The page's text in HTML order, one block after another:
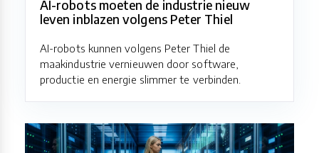
AI-robots moeten de industrie nieuw
leven inblazen volgens Peter Thiel
AI-robots kunnen volgens Peter Thiel de
maakindustrie vernieuwen door software,
productie en energie slimmer te verbinden.